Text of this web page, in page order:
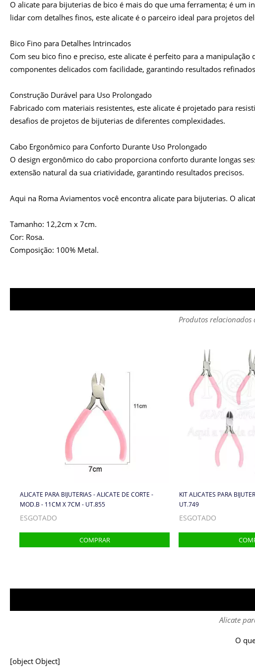
O alicate para bijuterias de bico é mais do que uma ferramenta; é um
lidar com detalhes finos, este alicate é o parceiro ideal para projetos
Bico Fino para Detalhes Intrincados
Com seu bico fino e preciso, este alicate é perfeito para a
componentes delicados com facilidade, garantindo resultados
Construção Durável para Uso Prolongado
Fabricado com materiais resistentes, este alicate é projetado para
desafios de projetos de bijuterias de diferentes complexidades.
Cabo Ergonômico para Conforto Durante Uso Prolongado
O design ergonômico do cabo proporciona conforto durante longas
extensão natural da sua criatividade, garantindo resultados precisos.
Aqui na Roma Aviamentos você encontra alicate para bijuterias. O
Tamanho: 12,2cm x 7cm.
Cor: Rosa.
Composição: 100% Metal.
Produtos relacionados
ALICATE PARA BIJUTERIAS - ALICATE DE CORTE -
MOD.B - 11CM X 7CM - UT.855
ESGOTADO
KIT ALICATES PARA
UT.749
ESGOTADO
Alicate
O
[object Object]